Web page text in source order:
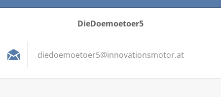
DieDoemoetoer5
diedoemoetoer5@innovationsmotor.at